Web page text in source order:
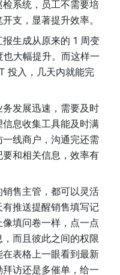
系统，员工不需要培
支，显著提升效率。
生成从原来的 1 周变
大幅提升。而这样一
投入，几天内就能完
发展迅速，需要及时
息收集工具能及时满
线商户，沟通完还需
和相关信息，效率有
售主管，都可以灵活
推送提醒销售填写记
填问卷一样，点一点
而且彼此之间的权限
表格上一眼看到最新
访还是多催单，给一